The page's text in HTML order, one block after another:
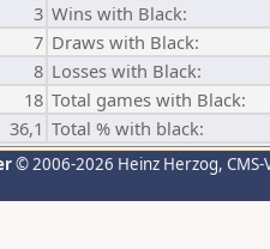
3 Wins with Black:
7 Draws with Black:
8 Losses with Black:
18 Total games with Black:
36,1 Total % with black:
© 2006-2026 Heinz Herzog,